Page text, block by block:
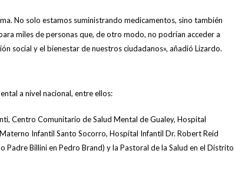
No solo estamos suministrando medicamentos, sino también
miles de personas que, de otro modo, no podrían acceder a
social y el bienestar de nuestros ciudadanos», añadió Lizardo.
a nivel nacional, entre ellos:
Centro Comunitario de Salud Mental de Gualey, Hospital
Infantil Santo Socorro, Hospital Infantil Dr. Robert Reid
Padre Billini en Pedro Brand) y la Pastoral de la Salud en el Distrito